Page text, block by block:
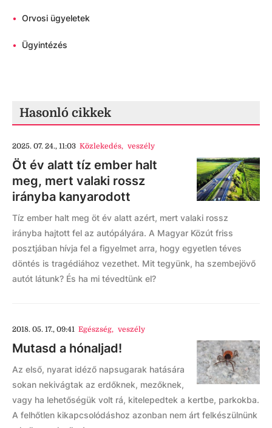
• Orvosi ügyeletek
• Ügyintézés
Hasonló cikkek
2025. 07. 24., 11:03 Közlekedés, veszély
Öt év alatt tíz ember halt
meg, mert valaki rossz
irányba kanyarodott
Tíz ember halt meg öt év alatt azért, mert valaki rossz
irányba hajtott fel az autópályára. A Magyar Közút friss
posztjában hívja fel a figyelmet arra, hogy egyetlen téves
döntés is tragédiához vezethet. Mit tegyünk, ha szembejövő
autót látunk? És ha mi tévedtünk el?
2018. 05. 17., 09:41 Egészség, veszély
Mutasd a hónaljad!
Az első, nyarat idéző napsugarak hatására
sokan nekivágtak az erdőknek, mezőknek,
vagy ha lehetőségük volt rá, kitelepedtek a kertbe, parkokba.
A felhőtlen kikapcsolódáshoz azonban nem árt felkészülnünk